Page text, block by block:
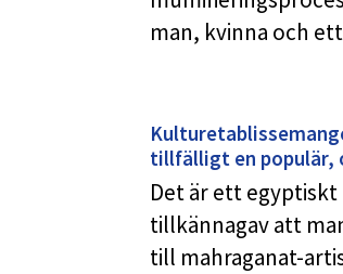
man, kvinna och
tillfälligt en populär,
Det är ett
tillkännagav att
till mahraganat-